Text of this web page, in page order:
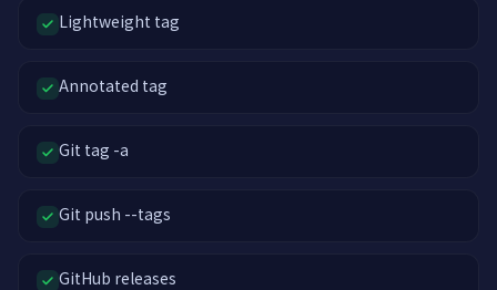
Lightweight tag
Annotated tag
Git tag -a
Git push --tags
GitHub releases